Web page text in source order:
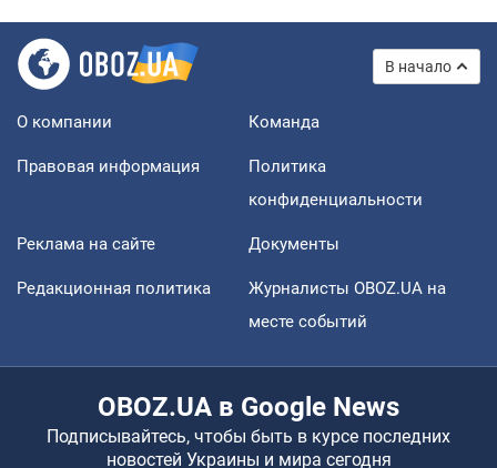
В начало
О компании Команда
Правовая информация
Политика
конфиденциальности
Реклама на сайте Документы
Редакционная политика
Журналисты OBOZ.UA на
месте событий
OBOZ.UA в Google News
Подписывайтесь, чтобы быть в курсе последних
новостей Украины и мира сегодня